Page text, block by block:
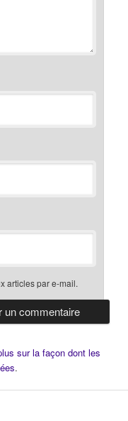
articles par e-mail.
sur la façon dont les
.